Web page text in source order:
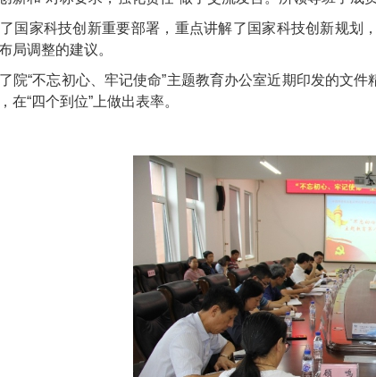
家科技创新重要部署，重点讲解了国家科技创新规划
局调整的建议。
“不忘初心、牢记使命”主题教育办公室近期印发的文件
在“四个到位”上做出表率。